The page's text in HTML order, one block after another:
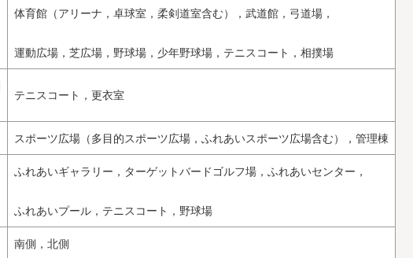
体育館（アリーナ，卓球室，柔剣道室含む），武道館，弓道場，
運動広場，芝広場，野球場，少年野球場，テニスコート，相撲場
テニスコート，更衣室
スポーツ広場（多目的スポーツ広場，ふれあいスポーツ広場含む），管理棟
ふれあいギャラリー，ターゲットバードゴルフ場，ふれあいセンター，
ふれあいプール，テニスコート，野球場
南側，北側